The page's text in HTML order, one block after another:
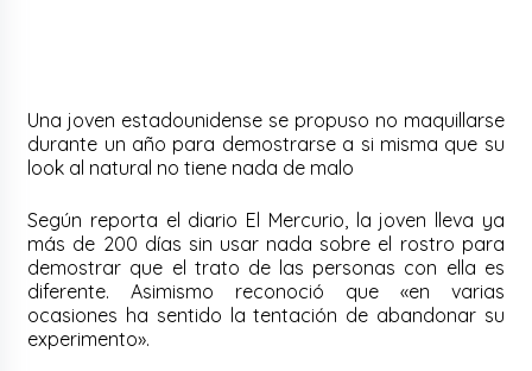
Una joven estadounidense se propuso no maquillarse
durante un año para demostrarse a si misma que su
look al natural no tiene nada de malo
Según reporta el diario El Mercurio, la joven lleva ya
más de 200 días sin usar nada sobre el rostro para
demostrar que el trato de las personas con ella es
diferente. Asimismo reconoció que «en varias
ocasiones ha sentido la tentación de abandonar su
experimento».